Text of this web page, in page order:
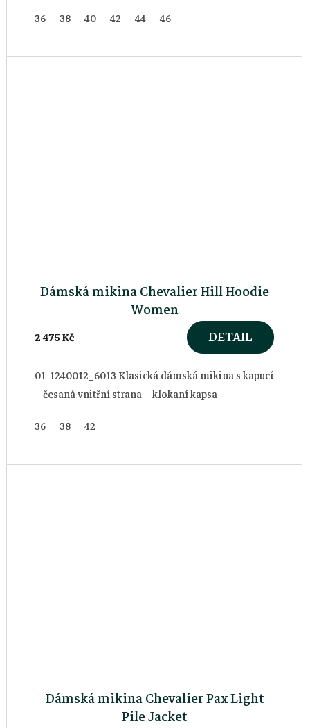
36 38 40 42 44 46
Dámská mikina Chevalier Hill Hoodie
Women
2 475 Kč DETAIL
01-1240012_6013 Klasická dámská mikina s kapucí
– česaná vnitřní strana – klokaní kapsa
36
38 42
Dámská mikina Chevalier Pax Light
Pile Jacket